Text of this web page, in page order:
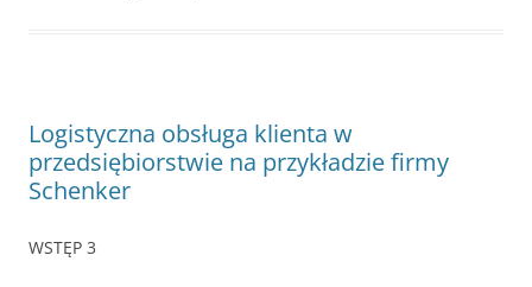
Logistyczna obsługa klienta w
przedsiębiorstwie na przykładzie firmy
Schenker
WSTĘP 3